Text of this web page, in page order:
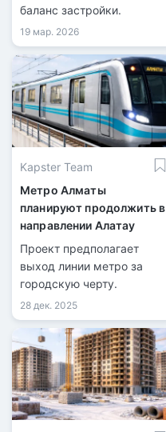
баланс застройки.
19 мар. 2026
Kapster Team
Метро Алматы
планируют продолжить в
направлении Алатау
Проект предполагает
выход линии метро за
городскую черту.
28 дек. 2025